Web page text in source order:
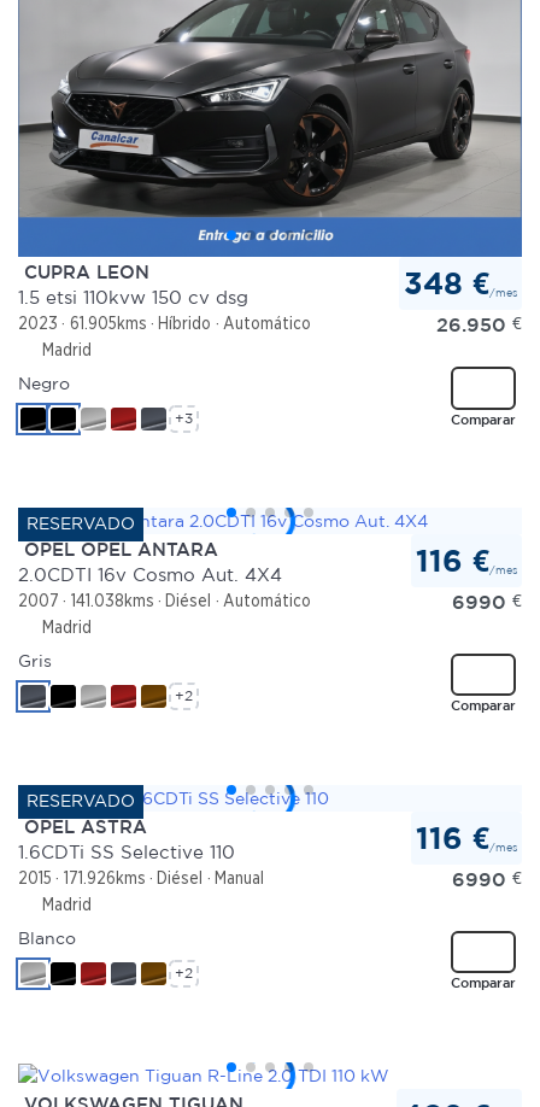
CUPRA LEON
1.5 etsi 110kvw 150 cv dsg
2023 61.905kms Híbrido
Automático
Madrid
348 €/mes
26.950 €
Comparar
Negro
+3
OPEL OPEL ANTARA
2.0CDTI 16v Cosmo Aut. 4X4
2007 141.038kms Diésel
Automático
Madrid
116 €/mes
6990 €
Comparar
Gris
+2
OPEL ASTRA
1.6CDTi SS Selective 110
2015 171.926kms Diésel
Manual
Madrid
116 €/mes
6990 €
Comparar
Blanco
+2